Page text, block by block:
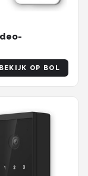
BEKIJK OP BOL